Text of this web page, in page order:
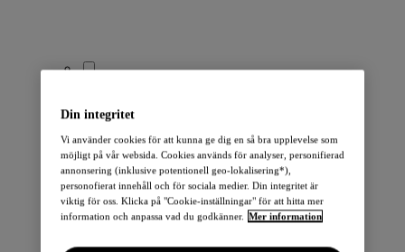
Din integritet
Vi använder cookies för att kunna ge dig en så bra upplevelse som
möjligt på vår websida. Cookies används för analyser, personifierad
annonsering (inklusive potentionell geo-lokalisering*),
personofierat innehåll och för sociala medier. Din integritet är
viktig för oss. Klicka på "Cookie-inställningar" för att hitta mer
information och anpassa vad du godkänner. Mer information